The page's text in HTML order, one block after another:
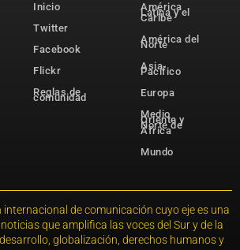
Inicio
Twitter
Facebook
Flickr
Reglas de
comunidad
América
Latina y el
Caribe
América del
Norte
Asia-
Pacífico
Europa
Medio
Oriente y
Norte de
África
Mundo
internacional de comunicación cuyo eje es una
que amplifica las voces del Sur y de la
globalización, derechos humanos y